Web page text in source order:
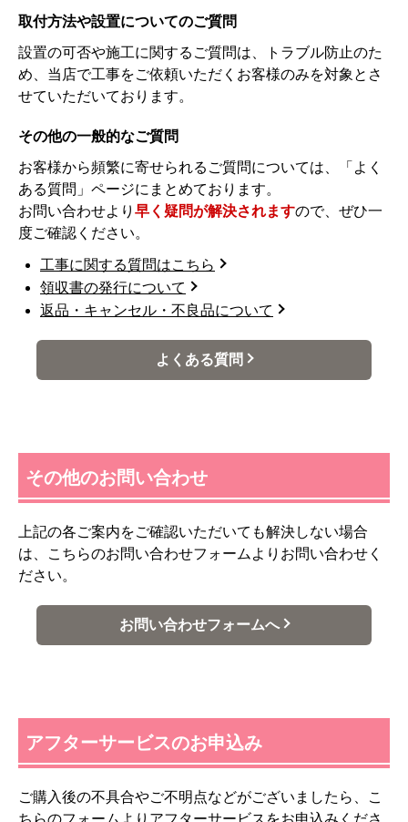
取付方法や設置についてのご質問
設置の可否や施工に関するご質問は、トラブル防止のた
め、当店で工事をご依頼いただくお客様のみを対象とさ
せていただいております。
その他の一般的なご質問
お客様から頻繁に寄せられるご質問については、「よく
ある質問」ページにまとめております。
お問い合わせより 早く疑問が解決されますので、ぜひ一
度ご確認ください。
工事に関する質問はこちら
領収書の発行について
返品・キャンセル・不良品について
よくある質問
その他のお問い合わせ
上記の各ご案内をご確認いただいても解決しない場合
は、こちらのお問い合わせフォームよりお問い合わせく
ださい。
お問い合わせフォームへ
アフターサービスのお申込み
ご購入後の不具合やご不明点などがございましたら、こ
ちらのフォームよりアフターサービスをお申込みくださ